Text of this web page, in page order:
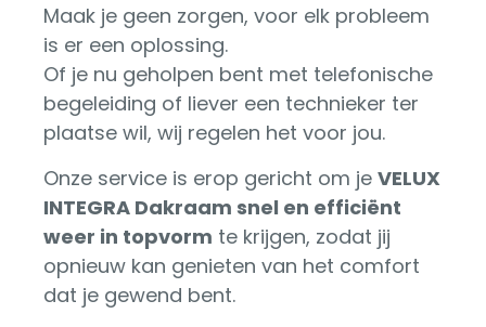
Maak je geen zorgen, voor elk probleem
is er een oplossing.
Of je nu geholpen bent met telefonische
begeleiding of liever een technieker ter
plaatse wil, wij regelen het voor jou.
Onze service is erop gericht om je VELUX
INTEGRA Dakraam snel en efficiënt
weer in topvorm te krijgen, zodat jij
opnieuw kan genieten van het comfort
dat je gewend bent.